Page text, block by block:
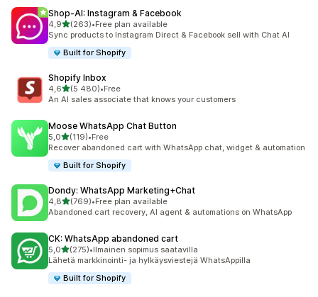
Shop‑AI: Instagram & Facebook
4,9/ 5 tähteä
(263)
263 arvostelua yhteensä
•Free plan available
Sync products to Instagram Direct & Facebook sell with Chat AI
Built for Shopify
Shopify Inbox
4,6/ 5 tähteä
(5 480)
5480 arvostelua yhteensä
•Free
An AI sales associate that knows your customers
Moose WhatsApp Chat Button
5,0/ 5 tähteä
(119)
119 arvostelua yhteensä
•Free
Recover abandoned cart with WhatsApp chat, widget & automation
Built for Shopify
Dondy: WhatsApp Marketing+Chat
4,8/ 5 tähteä
(769)
769 arvostelua yhteensä
•Free plan available
Abandoned cart recovery, AI agent & automations on WhatsApp
CK: WhatsApp abandoned cart
5,0/ 5 tähteä
(275)
275 arvostelua yhteensä
•Ilmainen sopimus saatavilla
Lähetä markkinointi- ja hylkäysviestejä WhatsAppilla
Built for Shopify